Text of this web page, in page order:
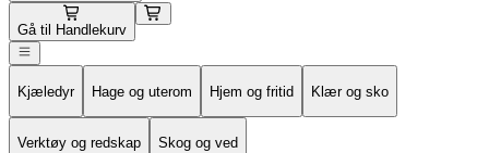
Gå til Handlekurv
Kjæledyr Hage og uterom Hjem og fritid Klær og sko
Verktøy og redskap Skog og ved